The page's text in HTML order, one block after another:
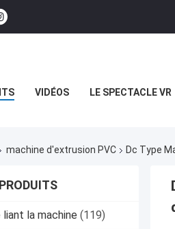
VIDÉOS LE SPECTACLE VR
machine d'extrusion PVC Dc Type
la machine (119)